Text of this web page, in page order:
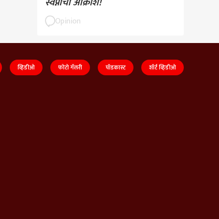
Opinion
व्हिडीओ फोटो गॅलरी पॉडकास्ट शॉर्ट व्हिडीओ